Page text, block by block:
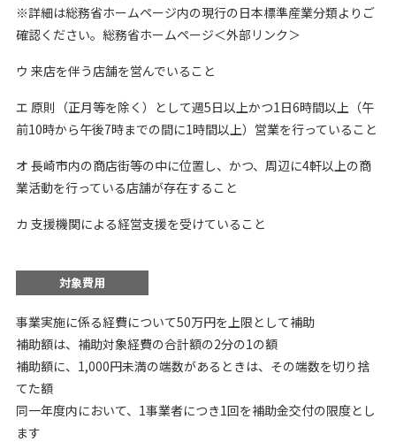
※詳細は総務省ホームページ内の現行の日本標準産業分類よりご
確認ください。総務省ホームページ＜外部リンク＞
ウ 来店を伴う店舗を営んでいること
エ 原則（正月等を除く）として週5日以上かつ1日6時間以上（午
前10時から午後7時までの間に1時間以上）営業を行っていること
オ 長崎市内の商店街等の中に位置し、かつ、周辺に4軒以上の商
業活動を行っている店舗が存在すること
カ 支援機関による経営支援を受けていること
対象費用
事業実施に係る経費について50万円を上限として補助
補助額は、補助対象経費の合計額の2分の1の額
補助額に、1,000円未満の端数があるときは、その端数を切り捨
てた額
同一年度内において、1事業者につき1回を補助金交付の限度とし
ます